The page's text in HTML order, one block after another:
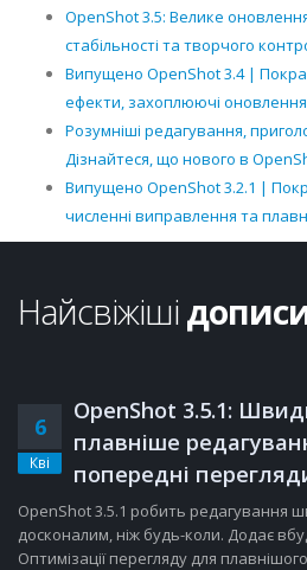
OpenShot 3.5: Велике
стабільності та творчого
Випущено OpenShot 3.4 |
ефекти, захоплюючі
Розумніші редагування,
Дізнайтеся, що нового в
Випущено OpenShot 3.2.1 |
численні виправлення та
Найсвіжіші
6
Кві
OpenShot 3.5.1:
плавніше
попередні
OpenShot 3.5.1 робить редагування
досконалим, ніж будь-коли. Додає
Оптимізації перегляду для